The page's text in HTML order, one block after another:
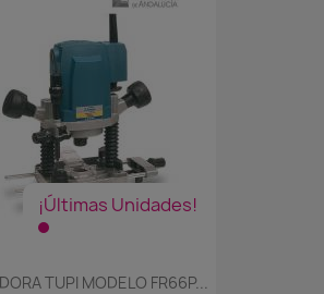
¡Últimas Unidades!
TUPI MODELO FR66P...